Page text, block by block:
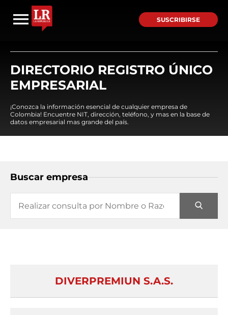
SUSCRIBIRSE
DIRECTORIO REGISTRO ÚNICO
EMPRESARIAL
¡Conozca la información esencial de cualquier empresa de
Colombia! Encuentre NIT, dirección, teléfono, y mas en la base de
datos empresarial mas grande del país.
Buscar empresa
DIVERPREMIUN S.A.S.